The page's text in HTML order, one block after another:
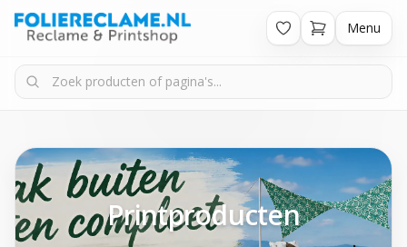
Menu
Printproducten